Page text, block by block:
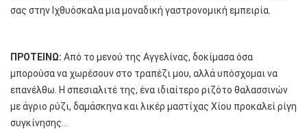
σας στην Ιχθυόσκαλα μια μοναδική γαστρονομική εμπειρία.
ΠΡΟΤΕΙΝΩ: Από το μενού της Αγγελίνας, δοκίμασα όσα
μπορούσα να χωρέσουν στο τραπέζι μου, αλλά υπόσχομαι να
επανέλθω. Η σπεσιαλιτέ της, ένα ιδιαίτερο ριζότο θαλασσινών
με άγριο ρύζι, δαμάσκηνα και λικέρ μαστίχας Χίου προκαλεί ρίγη
συγκίνησης…